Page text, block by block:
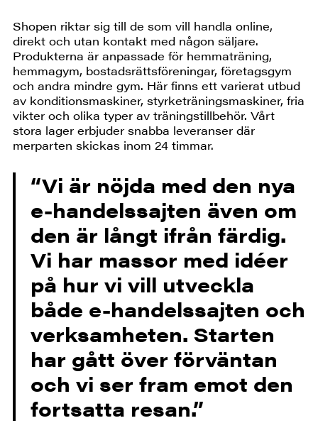
Shopen riktar sig till de som vill handla online,
direkt och utan kontakt med någon säljare.
Produkterna är anpassade för hemmaträning,
hemmagym, bostadsrättsföreningar, företagsgym
och andra mindre gym. Här finns ett varierat utbud
av konditionsmaskiner, styrketräningsmaskiner, fria
vikter och olika typer av träningstillbehör. Vårt
stora lager erbjuder snabba leveranser där
merparten skickas inom 24 timmar.
“Vi är nöjda med den nya
e-handelssajten även om
den är långt ifrån färdig.
Vi har massor med idéer
på hur vi vill utveckla
både e-handelssajten och
verksamheten. Starten
har gått över förväntan
och vi ser fram emot den
fortsatta resan.”